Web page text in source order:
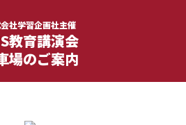
社学習企画社主催
教育講演会
場のご案内